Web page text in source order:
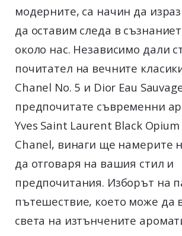
модерните, са начин да
да оставим следа в
около нас. Независимо дали
почитател на вечните
Chanel No. 5 и Dior Eau
предпочитате съвременни
Yves Saint Laurent Black
Chanel, винаги ще намерите
да отговаря на вашия стил и
предпочитания. Изборът на
пътешествие, което може да
света на изтънчените